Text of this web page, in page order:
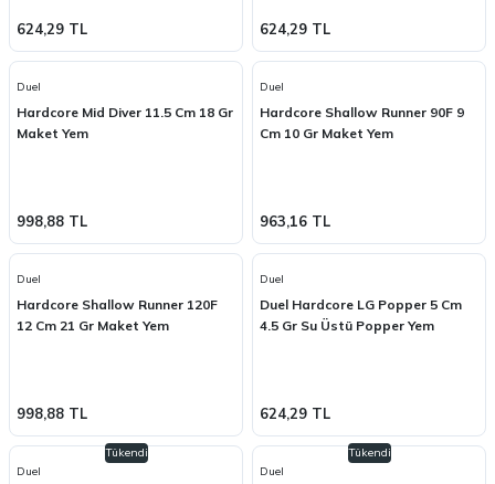
624,29 TL 624,29 TL
Duel
Hardcore Mid Diver 11.5 Cm 18 Gr
Maket Yem
998,88 TL
Duel
Hardcore Shallow Runner 90F 9
Cm 10 Gr Maket Yem
963,16 TL
Duel
Hardcore Shallow Runner 120F
12 Cm 21 Gr Maket Yem
998,88 TL
Duel
Duel Hardcore LG Popper 5 Cm
4.5 Gr Su Üstü Popper Yem
624,29 TL
Tükendi
Duel
Tükendi
Duel